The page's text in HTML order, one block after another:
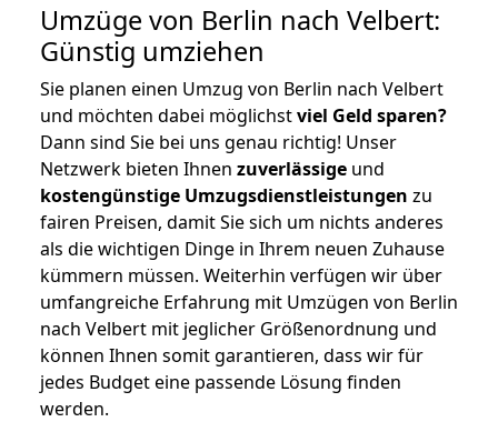
Umzüge von Berlin nach Velbert:
Günstig umziehen
Sie planen einen Umzug von Berlin nach Velbert
und möchten dabei möglichstviel Geld sparen?
Dann sind Sie bei uns genau richtig! Unser
Netzwerk bieten Ihnen zuverlässige und
kostengünstige Umzugsdienstleistungen zu
fairen Preisen, damit Sie sich um nichts anderes
als die wichtigen Dinge in Ihrem neuen Zuhause
kümmern müssen. Weiterhin verfügen wir über
umfangreiche Erfahrung mit Umzügen von Berlin
nach Velbert mit jeglicher Größenordnung und
können Ihnen somit garantieren, dass wir für
jedes Budget eine passende Lösung finden
werden.